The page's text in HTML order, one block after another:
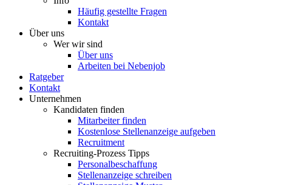
Häufig gestellte Fragen
Kontakt
Über uns
Wer wir sind
Über uns
Arbeiten bei Nebenjob
Ratgeber
Kontakt
Unternehmen
Kandidaten finden
Mitarbeiter finden
Kostenlose Stellenanzeige aufgeben
Recruitment
Recruiting-Prozess Tipps
Personalbeschaffung
Stellenanzeige schreiben